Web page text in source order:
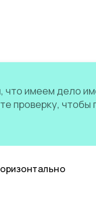
имеем дело
проверку, чтобы